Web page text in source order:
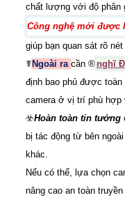
chất lượng với độ phân
Công nghệ mới được
giúp bạn quan sát rõ
☤Ngoài ra cần ®️ nghĩ
định bao phủ được
camera ở vị trí phù hợp
☣️Hoàn toàn tin tưởng
bị tác động từ bên
khác.
Nếu có thể, lựa chọn
nâng cao an toàn